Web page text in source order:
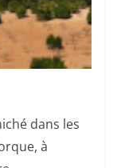
dans les
à